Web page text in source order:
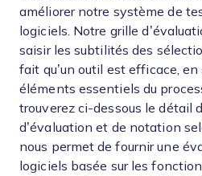
améliorer notre système de
logiciels. Notre grille
saisir les subtilités des
fait qu’un outil est efficace,
éléments essentiels du
trouverez ci-dessous le détail
d’évaluation et de notation
nous permet de fournir une
logiciels basée sur les